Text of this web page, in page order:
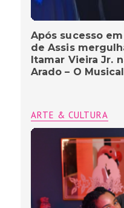
Após sucesso em
de Assis
Itamar Vieira Jr.
Arado – O
ARTE & CULTURA